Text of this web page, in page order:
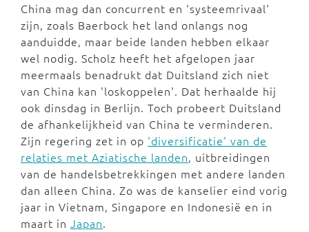
China mag dan concurrent en 'systeemrivaal'
zijn, zoals Baerbock het land onlangs nog
aanduidde, maar beide landen hebben elkaar
wel nodig. Scholz heeft het afgelopen jaar
meermaals benadrukt dat Duitsland zich niet
van China kan 'loskoppelen'. Dat herhaalde hij
ook dinsdag in Berlijn. Toch probeert Duitsland
de afhankelijkheid van China te verminderen.
Zijn regering zet in op 'diversificatie' van de
relaties met Aziatische landen, uitbreidingen
van de handelsbetrekkingen met andere landen
dan alleen China. Zo was de kanselier eind vorig
jaar in Vietnam, Singapore en Indonesië en in
maart in Japan.